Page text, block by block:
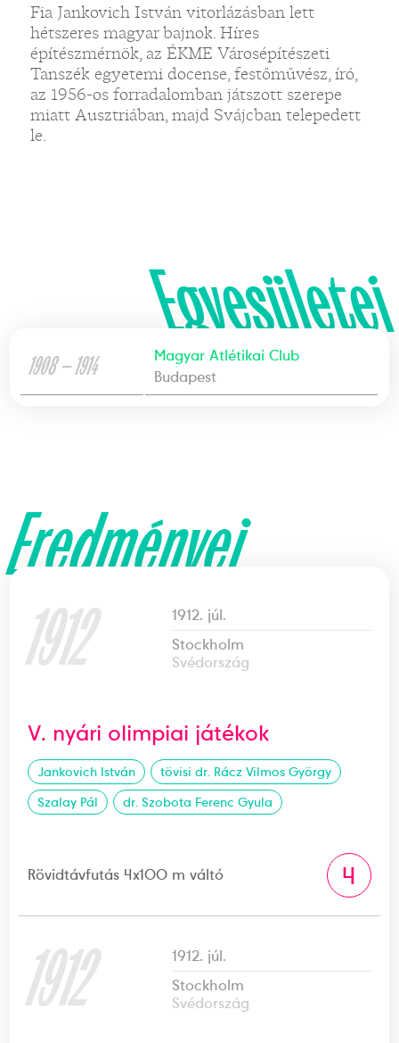
Fia Jankovich István vitorlázásban lett
hétszeres magyar bajnok. Híres
építészmérnök, az ÉKME Városépítészeti
Tanszék egyetemi docense, festőművész, író,
az 1956-os forradalomban játszott szerepe
miatt Ausztriában, majd Svájcban telepedett
le.
Egyesületei
1908 — 1914
Magyar Atlétikai Club
Budapest
Eredményei
1912
1912. júl.
Stockholm
Svédország
V. nyári olimpiai játékok
Jankovich István
tövisi dr. Rácz Vilmos György
Szalay Pál
dr. Szobota Ferenc Gyula
Rövidtávfutás 4x100 m váltó 4
1912
1912. júl.
Stockholm
Svédország